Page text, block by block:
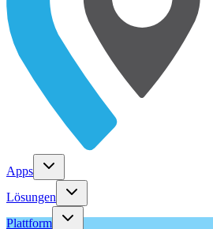
Apps
Lösungen
Plattform